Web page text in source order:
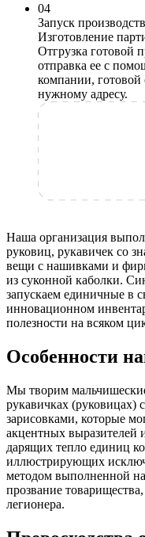
04
Запуск
Изготовление
Отгрузка готовой
отправка ее с
компании, готовой
нужному адресу.
Наша организация
руковиц, рукавичек со
вещи с нашивками и
из суконной каболки.
запускаем единичные в
инновационном
полезности на всяком
Особенности
Мы творим
рукавичках (руковицах)
зарисовками, которые
акцентных выразителей
дарящих тепло единиц
иллюстрирующих
методом выполненной
прозвание
легионера.